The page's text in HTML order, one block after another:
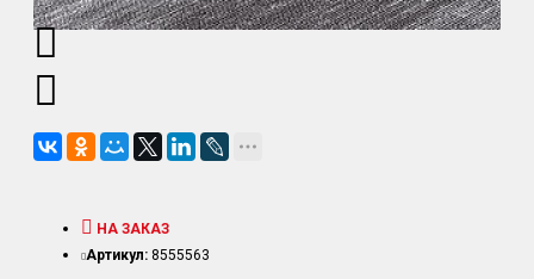
НА ЗАКАЗ
Артикул: 8555563